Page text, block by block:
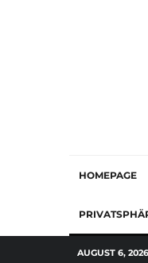
HOMEPAGE
AUGUST 6, 2026